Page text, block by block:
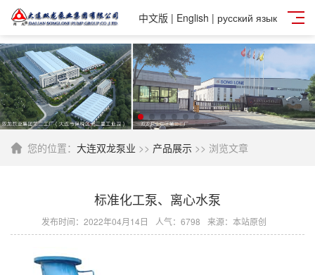
中文版 | English | русский язык
您的位置： 大连双龙泵业 >> 产品展示 >> 浏览文章
标准化工泵、离心水泵
发布时间：2022年04月14日 人气： 6798 来源：本站原创